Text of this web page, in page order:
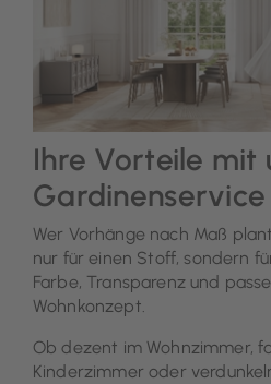
Ihre Vorteile mit
Gardinenservice
Wer Vorhänge nach Maß
nur für einen Stoff, sondern
Farbe, Transparenz und
Wohnkonzept.
Ob dezent im Wohnzimmer,
Kinderzimmer oder